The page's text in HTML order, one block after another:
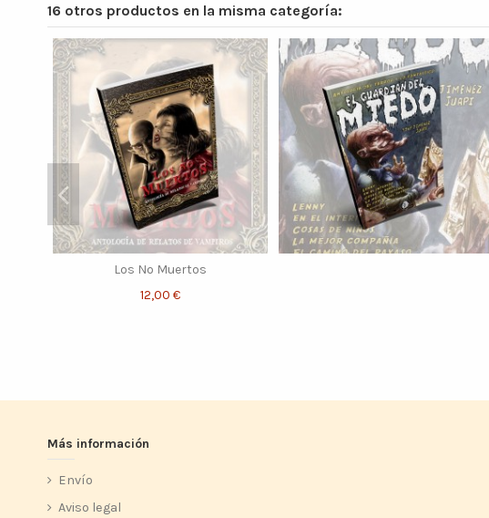
16 otros productos en la misma categoría:
Los No Muertos
12,00 €
Más información
Envío
Aviso legal